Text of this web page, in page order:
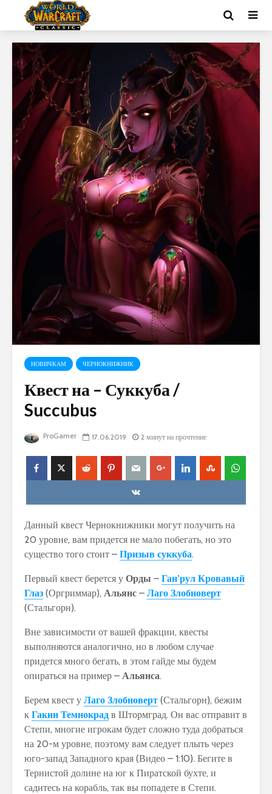
НОВИЧКАМ ЧЕРНОКНИЖНИК
Квест на – Суккуба /
Succubus
ProGamer 17.06.2019 2 минут на прочтение
Данный квест Чернокнижники могут получить на
20 уровне, вам придется не мало побегать, но это
существо того стоит – Призыв суккуба.
Первый квест берется у Орды – Ган’рул Кровавый
Глаз (Оргриммар), Альянс – Лаго Злобноверт
(Стальгорн).
Вне зависимости от вашей фракции, квесты
выполняются аналогично, но в любом случае
придется много бегать, в этом гайде мы будем
опираться на пример – Альянса.
Берем квест у Лаго Злобноверт (Стальгорн), бежим
к Гакин Темнокрад в Штормград. Он вас отправит в
Степи, многие игрокам будет сложно туда добраться
на 20-м уровне, поэтому вам следует плыть через
юго-запад Западного края (Видео – 1:10). Бегите в
Тернистой долине на юг к Пиратской бухте, и
садитесь на корабль, так вы попадете в Степи.